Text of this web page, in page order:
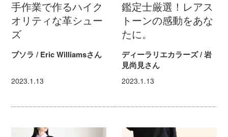
手作業で作るハイク
オリティな革シュー
ズ
ブソラ / Eric Williamsさん
2023.1.13
鑑定士厳選！レアス
トーンの感動をあな
たに。
ディーラリエカラーズ / 岩
見尚見さん
2023.1.13